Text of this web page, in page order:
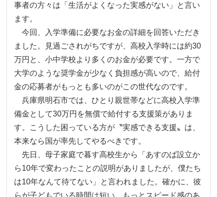
事者の方々は「生活がよくなった実感がない」と言い
ます。
今回、入学準備に必要なお金の詳細を回答いただき
ました。見過ごされがちですが、高校入学時には約30
万円と、小中学校より多くのお金が必要です。一方で
大学のような奨学金が少なく負担感が高いので、給付
金の応募者がもっとも多いのがこの世代なのです。
兵庫県明石市では、ひとり親世帯などに高校入学準
備金として30万円を無償で給付する支援策がありま
す。こうした困っている方が〝実感できる支援〟は、
本来なら国が率先してやるべきです。
先日、母子家庭で暮す高校生から「あすのば設立か
ら10年で変わったことの説明がありましたが、僕たち
は10年なんて待てない」と言われました。確かに、彼